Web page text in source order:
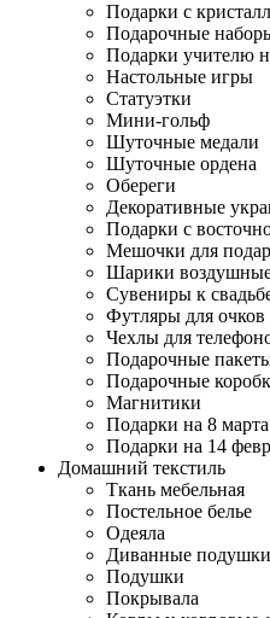
Подарки с
Подарочные
Подарки учителю
Настольные игры
Статуэтки
Мини-гольф
Шуточные медали
Шуточные ордена
Обереги
Декоративные
Подарки с
Мешочки для
Шарики
Сувениры к
Футляры для очков
Чехлы для
Подарочные
Подарочные
Магнитики
Подарки на 8 марта
Подарки на 14
Домашний текстиль
Ткань мебельная
Постельное белье
Одеяла
Диванные подушки
Подушки
Покрывала